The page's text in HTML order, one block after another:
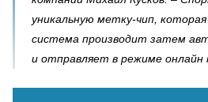
уникальную метку-чип,
система производит затем
и отправляет в режиме онлайн